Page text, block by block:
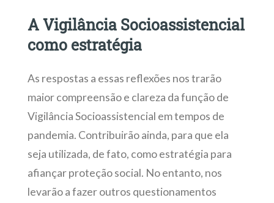
A Vigilância Socioassistencial
como estratégia
As respostas a essas reflexões nos trarão
maior compreensão e clareza da função de
Vigilância Socioassistencial em tempos de
pandemia. Contribuirão ainda, para que ela
seja utilizada, de fato, como estratégia para
afiançar proteção social. No entanto, nos
levarão a fazer outros questionamentos